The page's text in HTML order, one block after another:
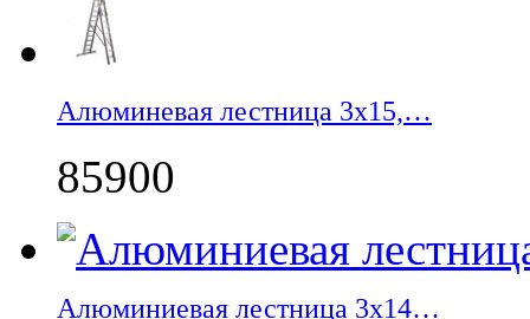
Алюминевая лестница 3х15,…
85900
Алюминиевая лестница 3х14…